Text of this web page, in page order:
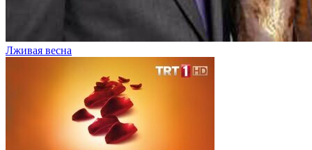
Лживая весна